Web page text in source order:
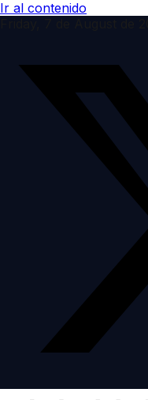
Ir al contenido